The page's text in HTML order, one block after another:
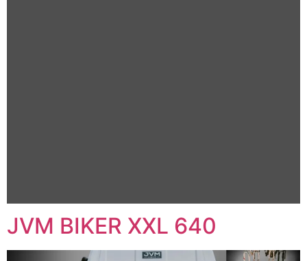
JVM BIKER XXL 640